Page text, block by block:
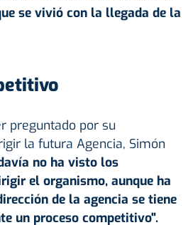
se vivió con la llegada de la
preguntado por su
la futura Agencia, Simón
no ha visto los
el organismo, aunque ha
de la agencia se tiene
un proceso competitivo".